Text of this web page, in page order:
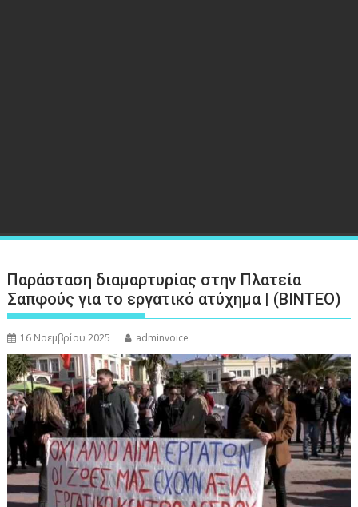
Παράσταση διαμαρτυρίας στην Πλατεία
Σαπφούς για το εργατικό ατύχημα | (ΒΙΝΤΕΟ)
16 Νοεμβρίου 2025 adminvoice